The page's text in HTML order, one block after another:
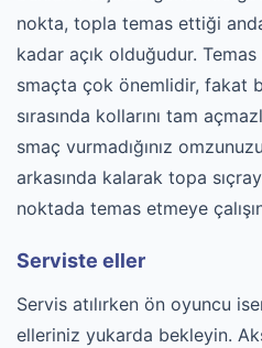
nokta, topla temas ettiği
kadar açık olduğudur. Temas
smaçta çok önemlidir, fakat
sırasında kollarını tam
smaç vurmadığınız
arkasında kalarak topa
noktada temas etmeye
Serviste eller
Servis atılırken ön oyuncu
elleriniz yukarda bekleyin.